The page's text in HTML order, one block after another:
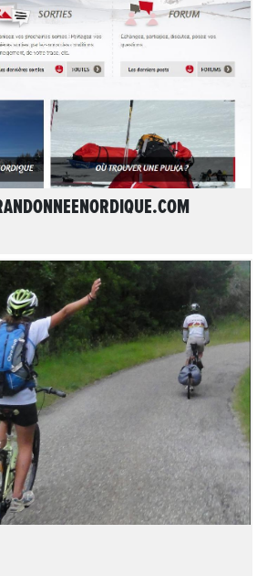
LIRE L'ARTICLE
3
LIRE L'ARTICLE